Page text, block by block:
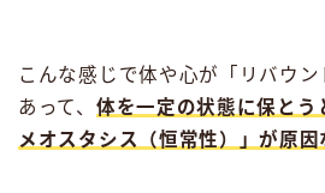
こんな感じで体や心が「リバウ
あって、 体を一定の状態に保とう
メオスタシス（恒常性）」が原因